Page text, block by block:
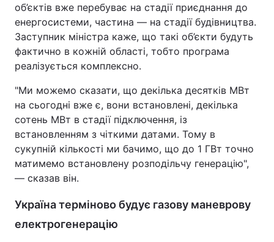
об’єктів вже перебуває на стадії приєднання до
енергосистеми, частина — на стадії будівництва.
Заступник міністра каже, що такі об’єкти будуть
фактично в кожній області, тобто програма
реалізується комплексно.
"Ми можемо сказати, що декілька десятків МВт
на сьогодні вже є, вони встановлені, декілька
сотень МВт в стадії підключення, із
встановленням з чіткими датами. Тому в
сукупній кількості ми бачимо, що до 1 ГВт точно
матимемо встановлену розподільчу генерацію",
— сказав він.
Україна терміново будує газову маневрову
електрогенерацію